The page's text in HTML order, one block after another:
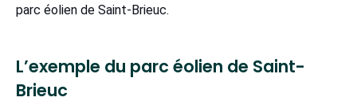
parc éolien de Saint-Brieuc.
L’exemple du parc éolien de Saint-
Brieuc